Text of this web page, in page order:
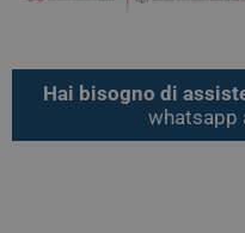
Hai bisogno di
whatsapp